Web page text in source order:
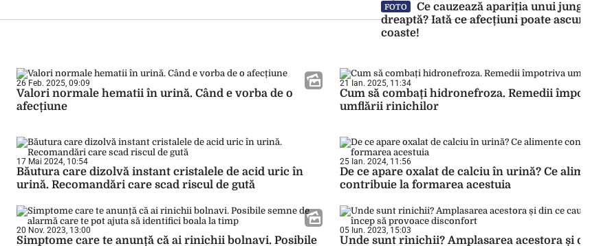
FOTO
Ce cauzează apariția unui junghi
dreaptă? Iată ce afecțiuni poate
coaste!
26 Feb. 2025, 09:09
Valori normale hematii în urină. Când e vorba de o
afecțiune
21 Ian. 2025, 11:34
Cum să combați hidronefroza. Remedii
umflării rinichilor
17 Mai 2024, 10:54
Băutura care dizolvă instant cristalele de acid uric în
urină. Recomandări care scad riscul de gută
25 Ian. 2024, 11:56
De ce apare oxalat de calciu în urină? Ce
contribuie la formarea acestuia
20 Nov. 2023, 13:00
Simptome care te anunță că ai rinichii bolnavi. Posibile
05 Iun. 2023, 15:03
Unde sunt rinichii? Amplasarea acestora și din